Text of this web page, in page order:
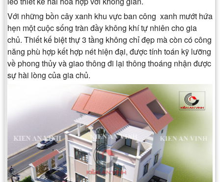
Với những bồn cây xanh khu vực ban công xanh mướt hứa
hẹn một cuộc sống tràn đầy không khí tự nhiên cho gia
chủ. Thiết kế biệt thự 3 tầng không chỉ đẹp mà còn có công
năng phù hợp kết hợp nét hiện đại, được tính toán kỹ lưỡng
về phong thủy và giao thông đi lại thông thoáng nhận được
sự hài lòng của gia chủ.